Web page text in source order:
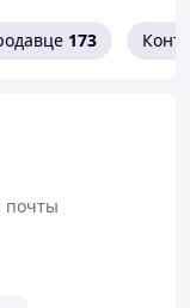
шитья.
или
173
почты